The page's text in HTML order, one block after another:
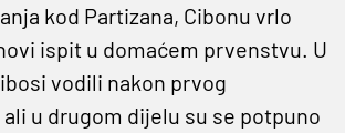
kod Partizana, Cibonu vrlo
ispit u domaćem prvenstvu. U
vodili nakon prvog
u drugom dijelu su se potpuno